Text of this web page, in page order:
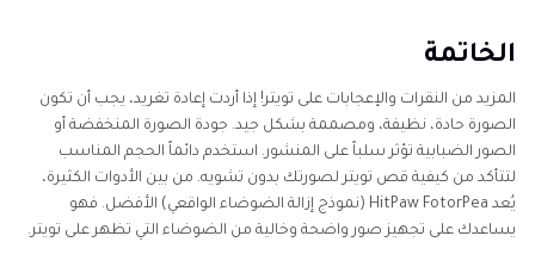
الخاتمة
المزيد من النقرات والإعجابات على تويتر! إذا أردت إعادة تغريد، يجب أن تكون
الصورة حادة، نظيفة، ومصممة بشكل جيد. جودة الصورة المنخفضة أو
الصور الضبابية تؤثر سلباً على المنشور. استخدم دائماً الحجم المناسب
لتتأكد من كيفية قص تويتر لصورتك بدون تشويه. من بين الأدوات الكثيرة،
يُعد HitPaw FotorPea (نموذج إزالة الضوضاء الواقعي) الأفضل. فهو
يساعدك على تجهيز صور واضحة وخالية من الضوضاء التي تظهر على تويتر.